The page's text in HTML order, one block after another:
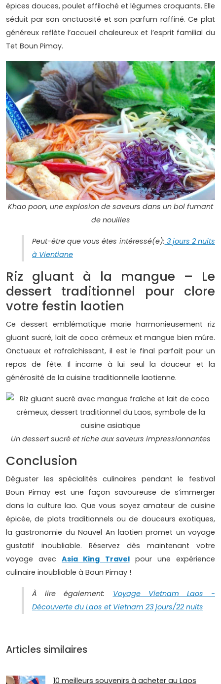
épices douces, poulet effiloché et légumes croquants. Elle
séduit par son onctuosité et son parfum raffiné. Ce plat
généreux reflète l’accueil chaleureux et l’esprit familial du
Tet Boun Pimay.
Khao poon, une explosion de saveurs dans un bol fumant
de nouilles
Peut-être que vous êtes intéressé(e): 3 jours 2 nuits
à Vientiane
Riz gluant à la mangue – Le
dessert traditionnel pour clore
votre festin laotien
Ce dessert emblématique marie harmonieusement riz
gluant sucré, lait de coco crémeux et mangue bien mûre.
Onctueux et rafraîchissant, il est le final parfait pour un
repas de fête. Il incarne à lui seul la douceur et la
générosité de la cuisine traditionnelle laotienne.
Un dessert sucré et riche aux saveurs impressionnantes
Conclusion
Déguster les spécialités culinaires pendant le festival
Boun Pimay est une façon savoureuse de s’immerger
dans la culture lao. Que vous soyez amateur de cuisine
épicée, de plats traditionnels ou de douceurs exotiques,
la gastronomie du Nouvel An laotien promet un voyage
gustatif inoubliable. Réservez dès maintenant votre
voyage avecAsia King Travelpour une expérience
culinaire inoubliable à Boun Pimay !
À lire également: Voyage Vietnam Laos -
Découverte du Laos et Vietnam 23 jours/22 nuits
Articles similaires
10 meilleurs souvenirs à acheter au Laos